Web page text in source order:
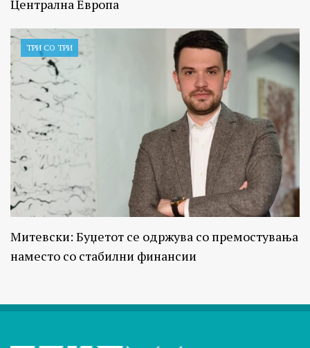
Централна Европа
ТРИ СО ТРИ
Митевски: Буџетот се одржува со премостувања
наместо со стабилни финансии